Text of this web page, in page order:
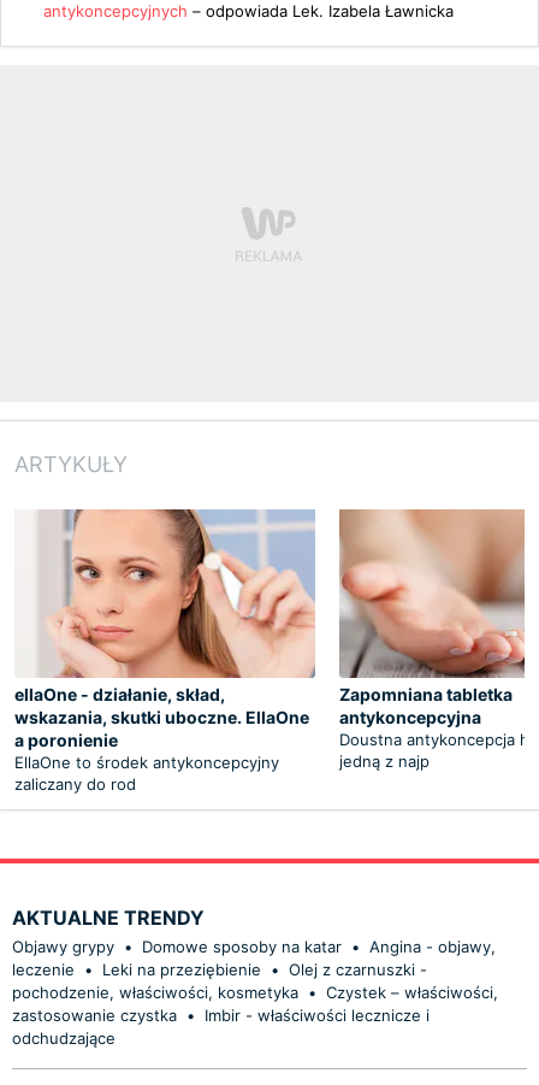
antykoncepcyjnych – odpowiada Lek. Izabela Ławnicka
ARTYKUŁY
ellaOne - działanie, skład,
wskazania, skutki uboczne. EllaOne
a poronienie
EllaOne to środek antykoncepcyjny
zaliczany do rod
Zapomniana tabletka
antykoncepcyjna
Doustna antykoncepcja
jedną z najp
AKTUALNE TRENDY
Objawy grypy • Domowe sposoby na katar • Angina - objawy,
leczenie
• Leki na przeziębienie • Olej z czarnuszki -
pochodzenie, właściwości, kosmetyka • Czystek – właściwości,
zastosowanie czystka •
Imbir - właściwości lecznicze i
odchudzające